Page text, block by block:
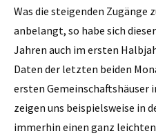
Was die steigenden Zugänge
anbelangt, so habe sich
Jahren auch im ersten
Daten der letzten beiden
ersten Gemeinschaftshäuser
zeigen uns beispielsweise in
immerhin einen ganz